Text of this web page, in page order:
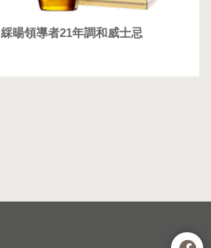
綵暘領導者21年調和威士忌